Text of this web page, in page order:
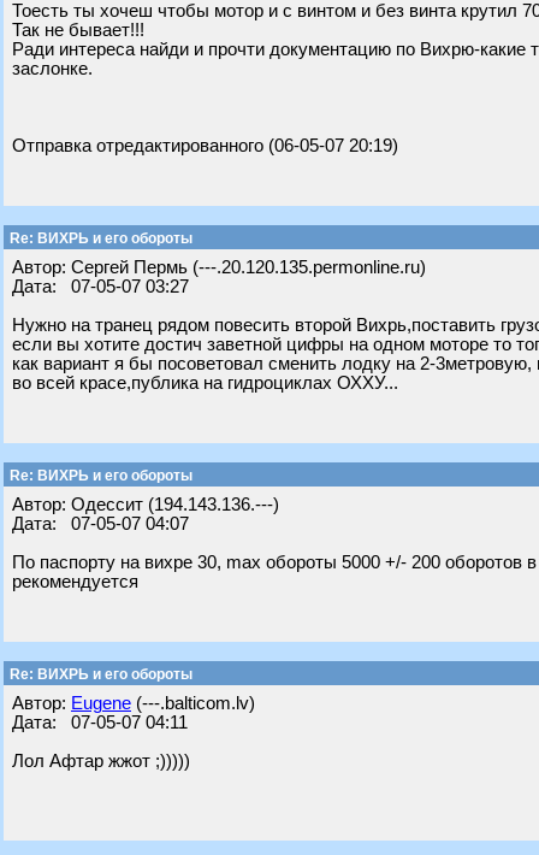
Тоесть ты хочеш чтобы мотор и с винтом и без винта крутил
Так не бывает!!!
Ради интереса найди и прочти документацию по Вихрю-
заслонке.
Отправка отредактированного (06-05-07 20:19)
Re: ВИХРЬ и его обороты
Автор: Cергей Пермь (---.20.120.135.permonline.ru)
Дата: 07-05-07 03:27
Нужно на транец рядом повесить второй Вихрь,поставить
если вы хотите достич заветной цифры на одном моторе то
как вариант я бы посоветовал сменить лодку на 2-
во всей красе,публика на гидроциклах ОХХУ...
Re: ВИХРЬ и его обороты
Автор: Одессит (194.143.136.---)
Дата: 07-05-07 04:07
По паспорту на вихре 30, max обороты 5000 +/- 200 оборотов
рекомендуется
Re: ВИХРЬ и его обороты
Автор: Eugene (---.balticom.lv)
Дата: 07-05-07 04:11
Лол Афтар жжот ;)))))